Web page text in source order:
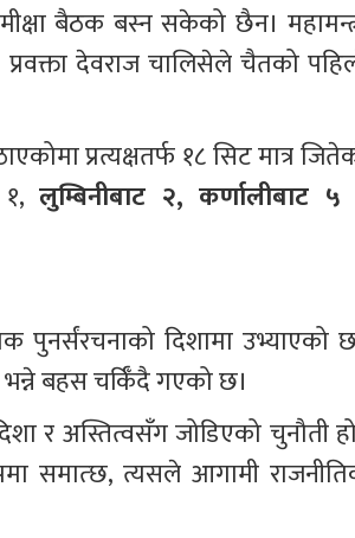
बैठक बस्न सकेको छैन।
देवराज चालिसेले चैतको
प्रत्यक्षतर्फ १८ सिट मात्र
१, लुम्बिनीबाट २, कर्णालीबाट
पुनर्संरचनाको दिशामा उभ्याएको
बहस चर्किँदै गएको छ।
र अस्तित्वसँग जोडिएको चुनौती
समात्छ, त्यसले आगामी